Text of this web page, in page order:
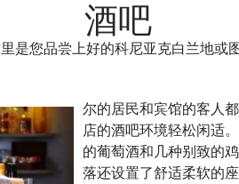
酒吧
是您品尝上好的科尼亚克白兰地或
尔的居民和宾馆的客人
店的酒吧环境轻松闲适
的葡萄酒和几种别致的
落还设置了舒适柔软的